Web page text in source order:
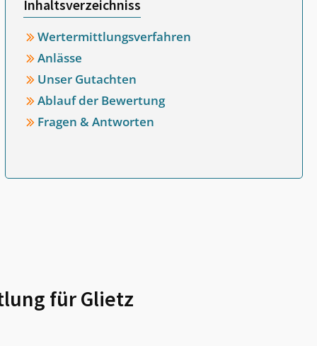
Inhaltsverzeichniss
Wertermittlungsverfahren
Anlässe
Unser Gutachten
Ablauf der Bewertung
Fragen & Antworten
fürGlietz